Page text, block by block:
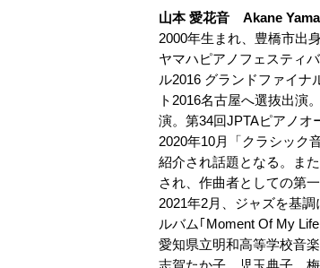
山本 愛花音 Akane
2000年生まれ、豊橋市出
ヤマハピアノフェスティ
ル2016 グランドファイナ
ト2016名古屋へ選抜出演
演。第34回JPTAピアノオ
2020年10月「クラシック
紹介され話題となる。ま
され、作曲者としての第
2021年2月、ジャズを基
ルバム｢Moment Of My
愛知県立明和高等学校音